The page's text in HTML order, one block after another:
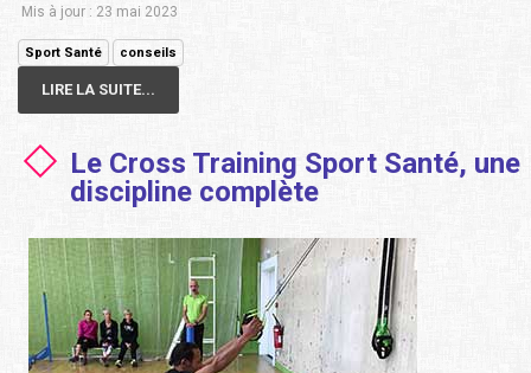
Mis à jour : 23 mai 2023
Sport Santé conseils
LIRE LA SUITE...
Le Cross Training Sport Santé, une
discipline complète